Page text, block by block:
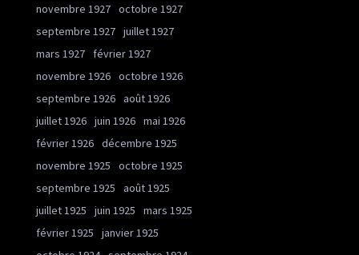
novembre 1927 octobre 1927
septembre 1927 juillet 1927
mars 1927
février 1927
novembre 1926 octobre 1926
septembre 1926 août 1926
juillet 1926 juin 1926 mai 1926
février 1926 décembre 1925
novembre 1925
octobre 1925
septembre 1925
août 1925
juillet 1925
juin 1925
mars 1925
février 1925
janvier 1925